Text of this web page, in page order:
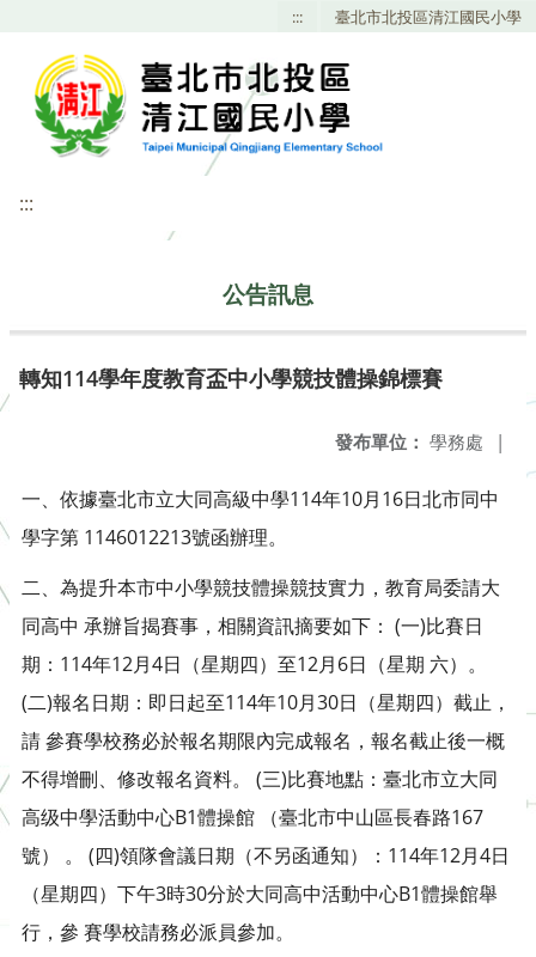
::: 臺北市北投區清江國民小學
:::
公告訊息
轉知114學年度教育盃中小學競技體操錦標賽
發布單位： 學務處 |
一、依據臺北市立大同高級中學114年10月16日北市同中
學字第 1146012213號函辦理。
二、為提升本市中小學競技體操競技實力，教育局委請大
同高中 承辦旨揭賽事，相關資訊摘要如下： (一)比賽日
期：114年12月4日（星期四）至12月6日（星期 六）。
(二)報名日期：即日起至114年10月30日（星期四）截止，
請 參賽學校務必於報名期限內完成報名，報名截止後一概
不得增刪、修改報名資料。 (三)比賽地點：臺北市立大同
高级中學活動中心B1體操館 （臺北市中山區長春路167
號） 。 (四)領隊會議日期（不另函通知）：114年12月4日
（星期四）下午3時30分於大同高中活動中心B1體操館舉
行，參 賽學校請務必派員參加。